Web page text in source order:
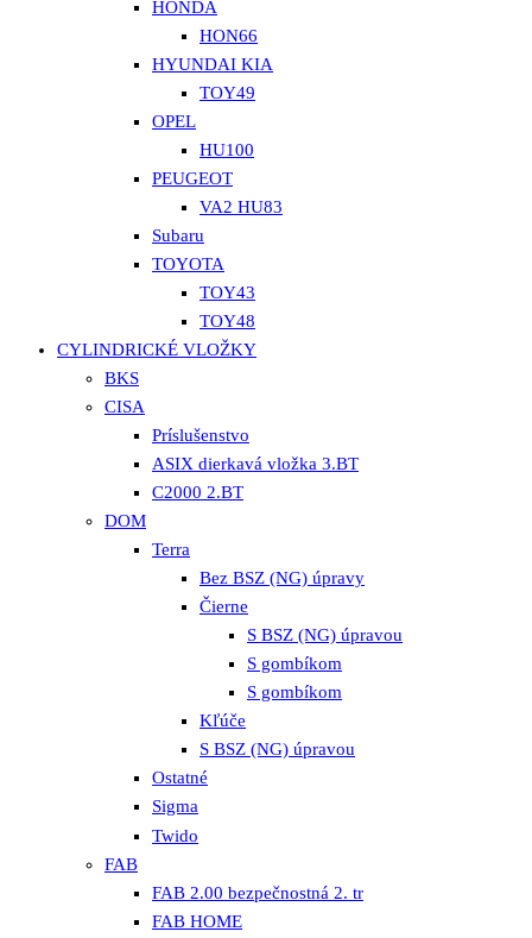
HONDA
HON66
HYUNDAI KIA
TOY49
OPEL
HU100
PEUGEOT
VA2 HU83
Subaru
TOYOTA
TOY43
TOY48
CYLINDRICKÉ VLOŽKY
BKS
CISA
Príslušenstvo
ASIX dierkavá vložka 3.BT
C2000 2.BT
DOM
Terra
Bez BSZ (NG) úpravy
Čierne
S BSZ (NG) úpravou
S gombíkom
S gombíkom
Kľúče
S BSZ (NG) úpravou
Ostatné
Sigma
Twido
FAB
FAB 2.00 bezpečnostná 2. tr
FAB HOME